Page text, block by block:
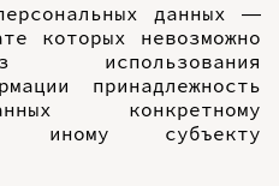
данных —
которых невозможно
использования
принадлежность
конкретному
иному субъекту